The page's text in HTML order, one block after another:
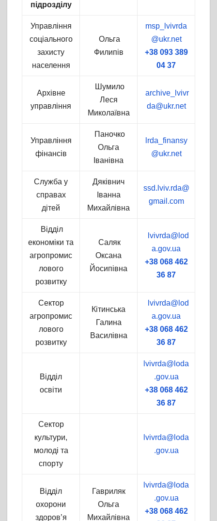
підрозділу
Управління
соціального
захисту
населення
Ольга
Филипів
msp_lvivrda
@ukr.net
+38 093 389
04 37
Архівне
управління
Шумило
Леся
Миколаївна
archive_lvivr
da@ukr.net
Управління
фінансів
Паночко
Ольга
Іванівна
lrda_finansy
@ukr.net
Служба у
справах
дітей
Дяківнич
Іванна
Михайлівна
ssd.lviv.rda@
gmail.com
Відділ
економіки та
агропромис
лового
розвитку
Саляк
Оксана
Йосипівна
lvivrda@lod
a.gov.ua
+38 068 462
36 87
Сектор
агропромис
лового
розвитку
Кітинська
Галина
Василівна
lvivrda@lod
a.gov.ua
+38 068 462
36 87
Відділ
освіти
lvivrda@loda
.gov.ua
+38 068 462
36 87
Сектор
культури,
молоді та
спорту
lvivrda@loda
.gov.ua
Відділ
охорони
здоров’я
Гавриляк
Ольга
Михайлівна
lvivrda@loda
.gov.ua
+38 068 462